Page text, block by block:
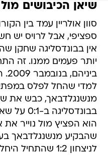
שיאן הכיבושים מול
סוון אולריין עמד בין
ספציפי, אבל לרויס יש
אין בבונדסליגה שחקן
יותר פעמים ממנו. זה
למדי שהחל לפלס
מנשנגלדבאך, כבש את
הוא הפציץ מול נוייר
שהבקיע מנשנגלדבאך
לניצחון 1:2